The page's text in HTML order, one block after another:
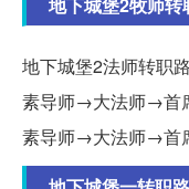
地下城堡2牧师转
地下城堡2法师转职
素导师→大法师→首
素导师→大法师→首